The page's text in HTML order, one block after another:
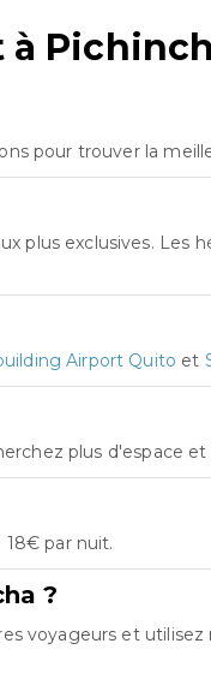
pour trouver la
plus exclusives. Les
Airport Quito et
plus d'espace
par nuit.
?
voyageurs et